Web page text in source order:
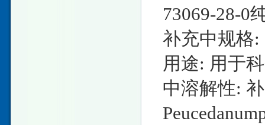
73069-28-0
补充中规格:
用途: 用于
中溶解性: